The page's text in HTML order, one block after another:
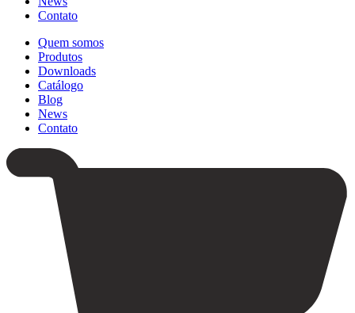
Contato
Quem somos
Produtos
Downloads
Catálogo
Blog
News
Contato